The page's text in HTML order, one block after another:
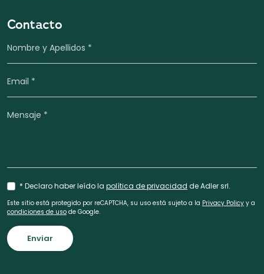
Contacto
* Declaro haber leído la política de privacidad de Adler srl.
Este sitio está protegido por reCAPTCHA, su uso está sujeto a la Privacy Policy y a
condiciones de uso de Google.
Enviar